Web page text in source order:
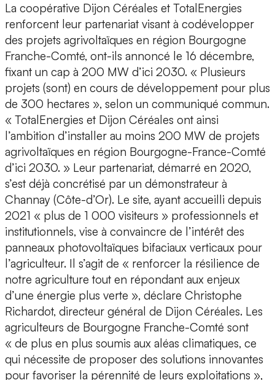
La coopérative Dijon Céréales et TotalEnergies
renforcent leur partenariat visant à codévelopper
des projets agrivoltaïques en région Bourgogne
Franche-Comté, ont-ils annoncé le 16 décembre,
fixant un cap à 200 MW d’ici 2030. « Plusieurs
projets (sont) en cours de développement pour plus
de 300 hectares », selon un communiqué commun.
« TotalEnergies et Dijon Céréales ont ainsi
l’ambition d’installer au moins 200 MW de projets
agrivoltaïques en région Bourgogne-France-Comté
d’ici 2030. » Leur partenariat, démarré en 2020,
s’est déjà concrétisé par un démonstrateur à
Channay (Côte-d’Or). Le site, ayant accueilli depuis
2021 « plus de 1 000 visiteurs » professionnels et
institutionnels, vise à convaincre de l’intérêt des
panneaux photovoltaïques bifaciaux verticaux pour
l’agriculteur. Il s’agit de « renforcer la résilience de
notre agriculture tout en répondant aux enjeux
d’une énergie plus verte », déclare Christophe
Richardot, directeur général de Dijon Céréales. Les
agriculteurs de Bourgogne Franche-Comté sont
« de plus en plus soumis aux aléas climatiques, ce
qui nécessite de proposer des solutions innovantes
pour favoriser la pérennité de leurs exploitations »,